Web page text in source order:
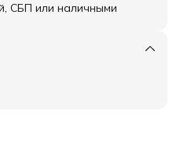
СБП или наличными